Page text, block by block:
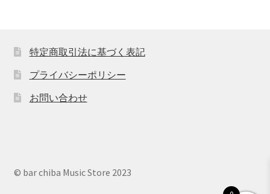
特定商取引法に基づく表記
プライバシーポリシー
お問い合わせ
© bar chiba Music Store 2023